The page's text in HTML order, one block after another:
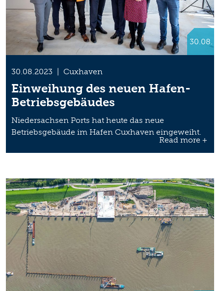
30.08.
30.08.2023 | Cuxhaven
Einweihung des neuen Hafen-
Betriebsgebäudes
Niedersachsen Ports hat heute das neue
Betriebsgebäude im Hafen Cuxhaven eingeweiht.
Read more +